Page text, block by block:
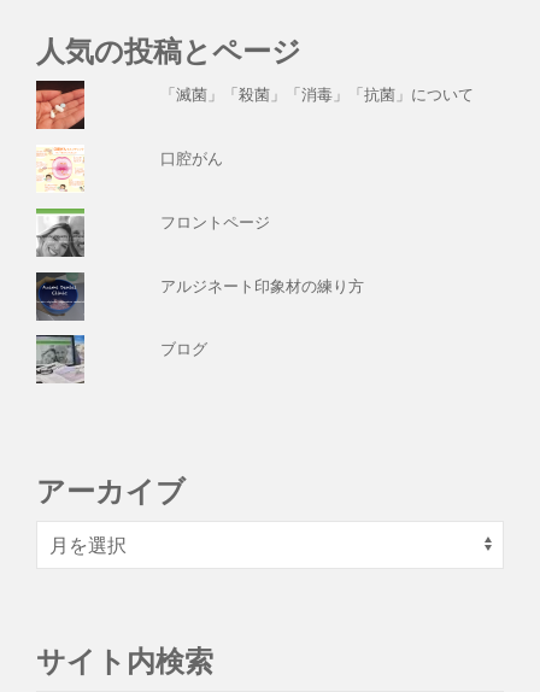
人気の投稿とページ
「滅菌」「殺菌」「消毒」「抗菌」について
口腔がん
フロントページ
アルジネート印象材の練り方
ブログ
アーカイブ
サイト内検索